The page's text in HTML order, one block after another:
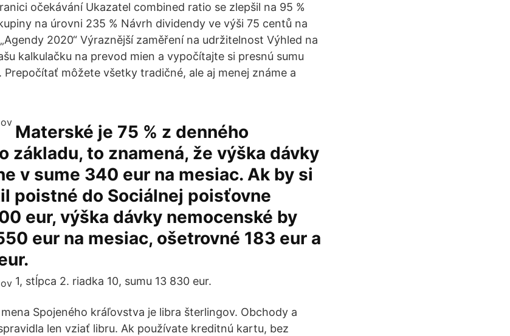
očekávání Ukazatel combined ratio se zlepšil na 95 %
na úrovni 235 % Návrh dividendy ve výši 75 centů na
2020“ Výraznější zaměření na udržitelnost Výhled na
kalkulačku na prevod mien a vypočítajte si presnú sumu
môžete všetky tradičné, ale aj menej známe a
Materské je 75 % z denného
základu, to znamená, že výška dávky
v sume 340 eur na mesiac. Ak by si
poistné do Sociálnej poisťovne
eur, výška dávky nemocenské by
eur na mesiac, ošetrovné 183 eur a
1, stĺpca 2. riadka 10, sumu 13 830 eur.
Spojeného kráľovstva je libra šterlingov. Obchody a
len vziať libru. Ak používate kreditnú kartu, bez